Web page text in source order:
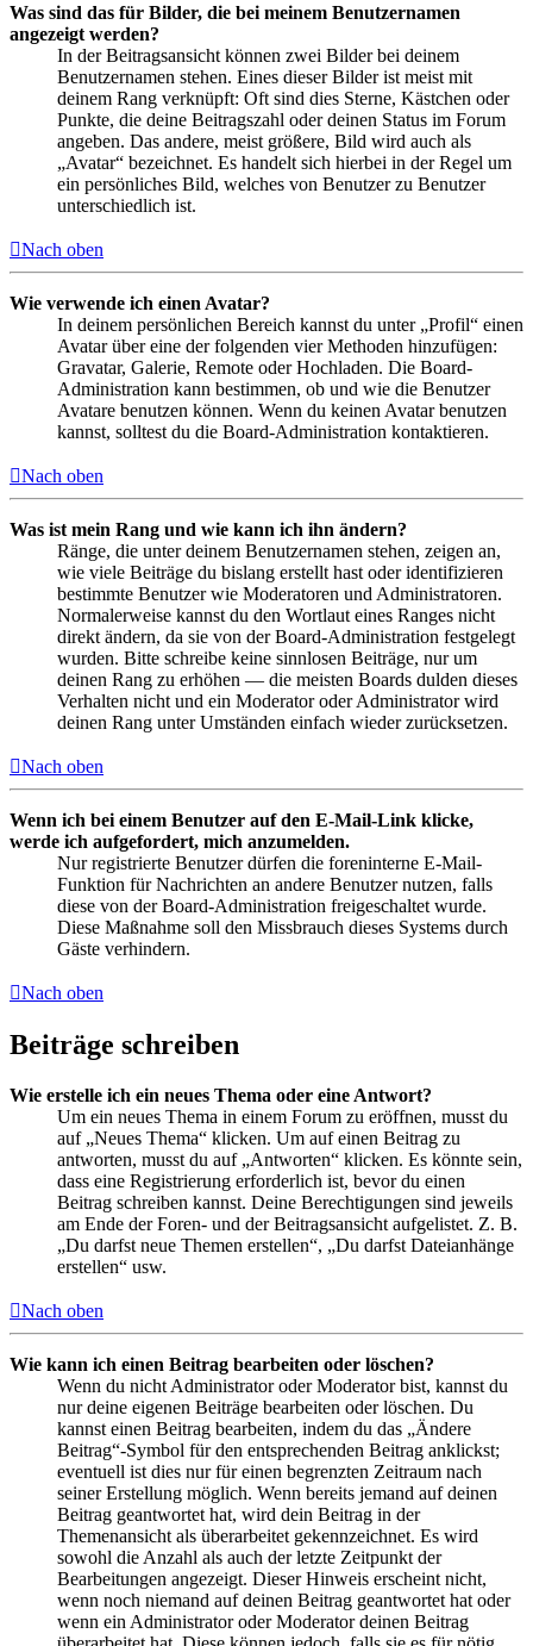
Was sind das für Bilder, die bei meinem Benutzernamen
angezeigt werden?
In der Beitragsansicht können zwei Bilder bei deinem
Benutzernamen stehen. Eines dieser Bilder ist meist mit
deinem Rang verknüpft: Oft sind dies Sterne, Kästchen oder
Punkte, die deine Beitragszahl oder deinen Status im Forum
angeben. Das andere, meist größere, Bild wird auch als
„Avatar“ bezeichnet. Es handelt sich hierbei in der Regel um
ein persönliches Bild, welches von Benutzer zu Benutzer
unterschiedlich ist.
Nach oben
Wie verwende ich einen Avatar?
In deinem persönlichen Bereich kannst du unter „Profil“ einen
Avatar über eine der folgenden vier Methoden hinzufügen:
Gravatar, Galerie, Remote oder Hochladen. Die Board-
Administration kann bestimmen, ob und wie die Benutzer
Avatare benutzen können. Wenn du keinen Avatar benutzen
kannst, solltest du die Board-Administration kontaktieren.
Nach oben
Was ist mein Rang und wie kann ich ihn ändern?
Ränge, die unter deinem Benutzernamen stehen, zeigen an,
wie viele Beiträge du bislang erstellt hast oder identifizieren
bestimmte Benutzer wie Moderatoren und Administratoren.
Normalerweise kannst du den Wortlaut eines Ranges nicht
direkt ändern, da sie von der Board-Administration festgelegt
wurden. Bitte schreibe keine sinnlosen Beiträge, nur um
deinen Rang zu erhöhen — die meisten Boards dulden dieses
Verhalten nicht und ein Moderator oder Administrator wird
deinen Rang unter Umständen einfach wieder zurücksetzen.
Nach oben
Wenn ich bei einem Benutzer auf den E-Mail-Link klicke,
werde ich aufgefordert, mich anzumelden.
Nur registrierte Benutzer dürfen die foreninterne E-Mail-
Funktion für Nachrichten an andere Benutzer nutzen, falls
diese von der Board-Administration freigeschaltet wurde.
Diese Maßnahme soll den Missbrauch dieses Systems durch
Gäste verhindern.
Nach oben
Beiträge schreiben
Wie erstelle ich ein neues Thema oder eine Antwort?
Um ein neues Thema in einem Forum zu eröffnen, musst du
auf „Neues Thema“ klicken. Um auf einen Beitrag zu
antworten, musst du auf „Antworten“ klicken. Es könnte sein,
dass eine Registrierung erforderlich ist, bevor du einen
Beitrag schreiben kannst. Deine Berechtigungen sind jeweils
am Ende der Foren- und der Beitragsansicht aufgelistet. Z. B.
„Du darfst neue Themen erstellen“, „Du darfst Dateianhänge
erstellen“ usw.
Nach oben
Wie kann ich einen Beitrag bearbeiten oder löschen?
Wenn du nicht Administrator oder Moderator bist, kannst du
nur deine eigenen Beiträge bearbeiten oder löschen. Du
kannst einen Beitrag bearbeiten, indem du das „Ändere
Beitrag“-Symbol für den entsprechenden Beitrag anklickst;
eventuell ist dies nur für einen begrenzten Zeitraum nach
seiner Erstellung möglich. Wenn bereits jemand auf deinen
Beitrag geantwortet hat, wird dein Beitrag in der
Themenansicht als überarbeitet gekennzeichnet. Es wird
sowohl die Anzahl als auch der letzte Zeitpunkt der
Bearbeitungen angezeigt. Dieser Hinweis erscheint nicht,
wenn noch niemand auf deinen Beitrag geantwortet hat oder
wenn ein Administrator oder Moderator deinen Beitrag